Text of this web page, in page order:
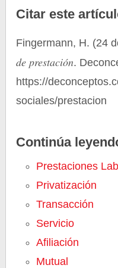
Citar este
Fingermann, H. (24
de prestación.
https://
sociales/prestacion
Continúa
Prestaciones
Privatización
Transacción
Servicio
Afiliación
Mutual